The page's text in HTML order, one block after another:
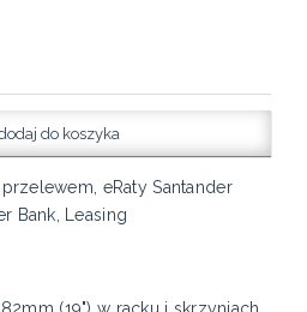
do koszyka
przelewem, eRaty Santander
Bank, Leasing